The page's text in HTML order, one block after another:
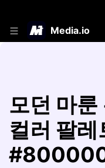
Media.io
모던 마
컬러 팔